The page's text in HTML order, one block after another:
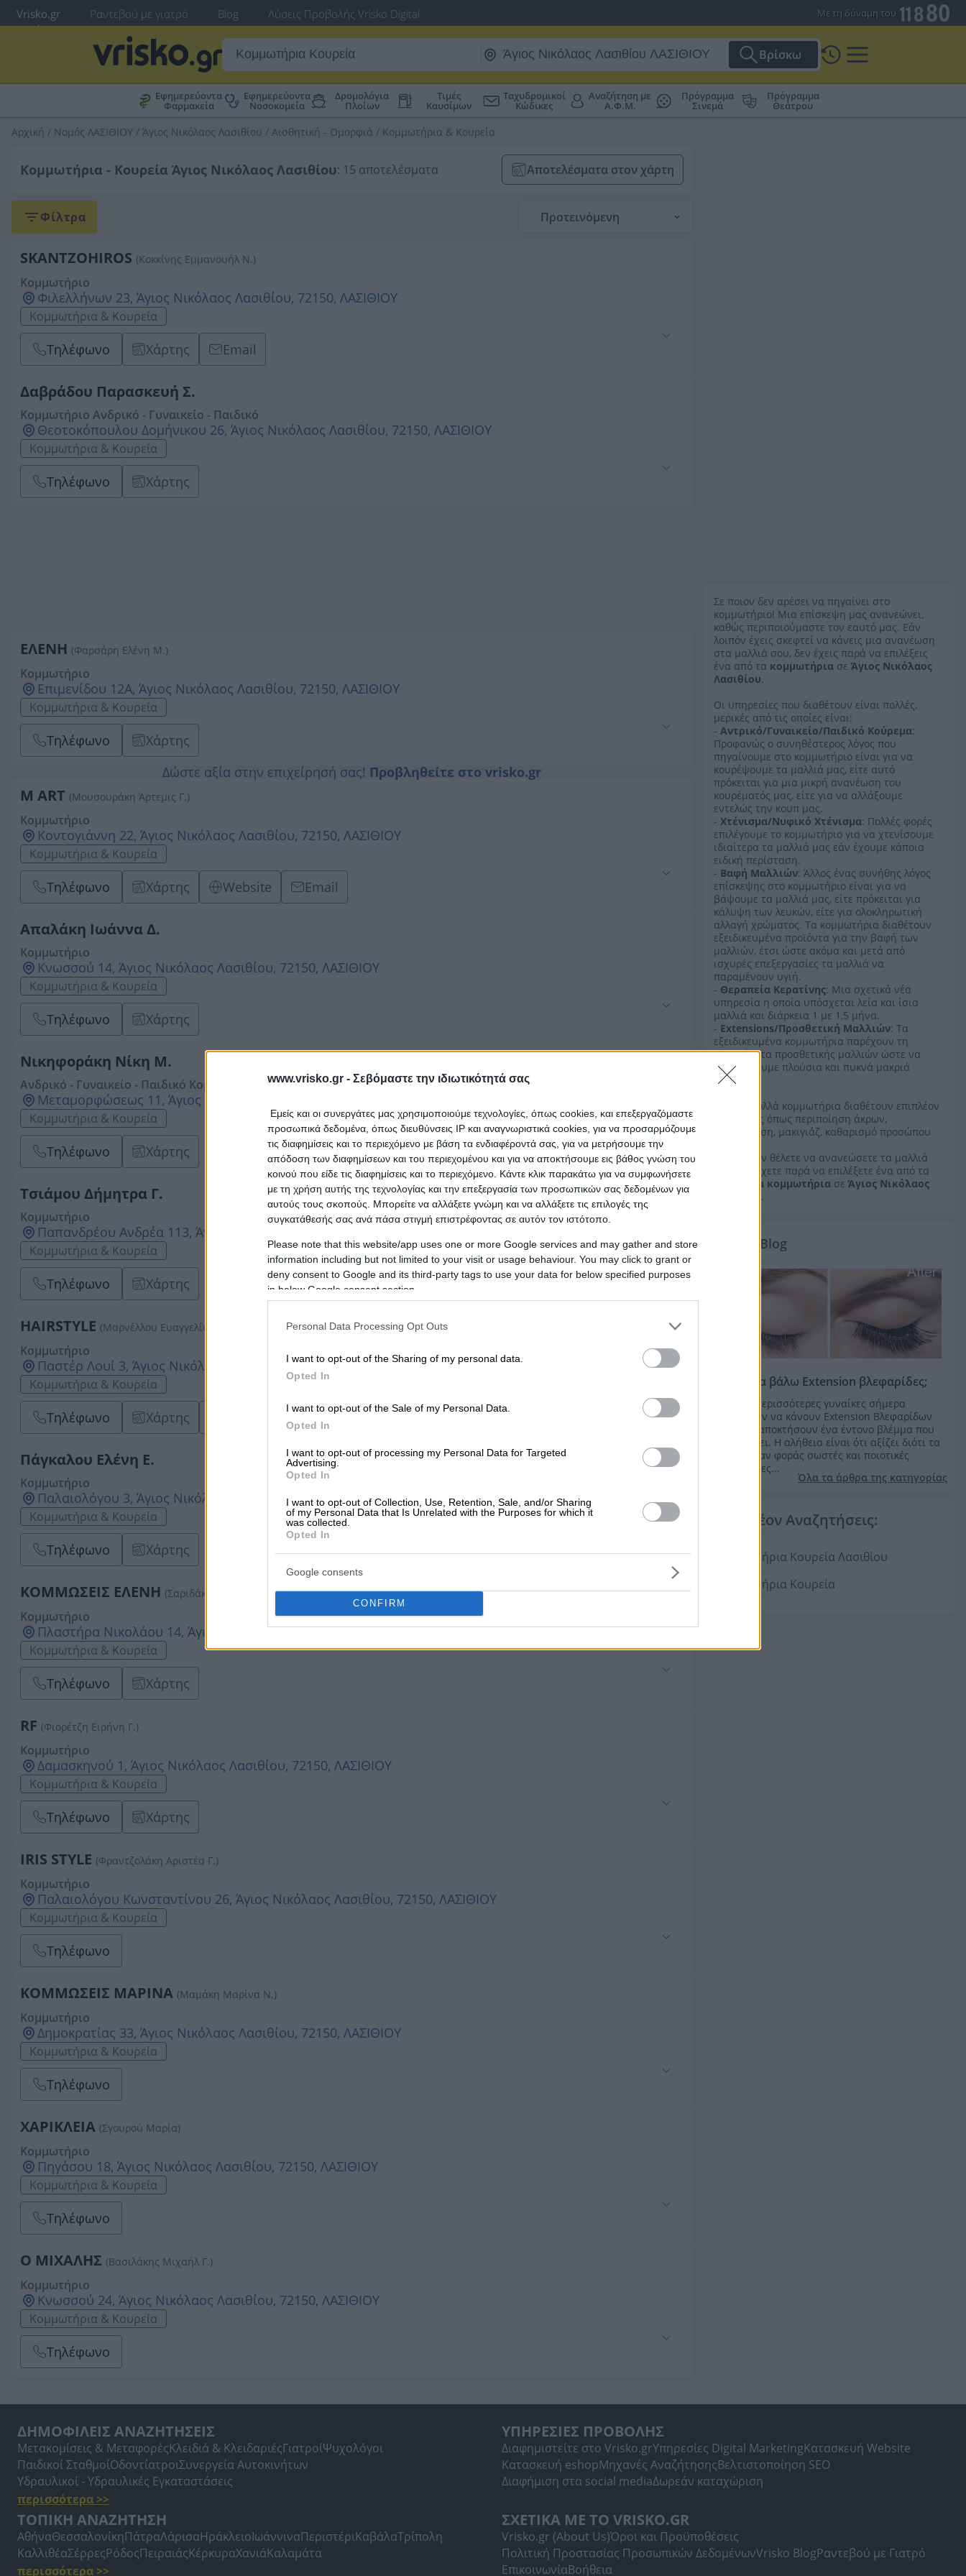
www.vrisko.gr - Σεβόμαστε την ιδιωτικότητά σας
Εμείς και οι συνεργάτες μας χρησιμοποιούμε τεχνολογίες, όπως cookies, και επεξεργαζόμαστε
προσωπικά δεδομένα, όπως διευθύνσεις IP και αναγνωριστικά cookies, για να προσαρμόζουμε
τις διαφημίσεις και το περιεχόμενο με βάση τα ενδιαφέροντά σας, για να μετρήσουμε την
απόδοση των διαφημίσεων και του περιεχομένου και για να αποκτήσουμε εις βάθος γνώση του
κοινού που είδε τις διαφημίσεις και το περιεχόμενο. Κάντε κλικ παρακάτω για να συμφωνήσετε
με τη χρήση αυτής της τεχνολογίας και την επεξεργασία των προσωπικών σας δεδομένων για
αυτούς τους σκοπούς. Μπορείτε να αλλάξετε γνώμη και να αλλάξετε τις επιλογές της
συγκατάθεσής σας ανά πάσα στιγμή επιστρέφοντας σε αυτόν τον ιστότοπο.
Please note that this website/app uses one or more Google services and may gather and store
information including but not limited to your visit or usage behaviour. You may click to grant or
deny consent to Google and its third-party tags to use your data for below specified purposes
in below Google consent section.
Personal Data Processing Opt Outs
I want to opt-out of the Sharing of my personal data.
Opted In
I want to opt-out of the Sale of my Personal Data.
Opted In
I want to opt-out of processing my Personal Data for Targeted
Advertising.
Opted In
I want to opt-out of Collection, Use, Retention, Sale, and/or Sharing
of my Personal Data that Is Unrelated with the Purposes for which it
was collected.
Opted In
Google consents
CONFIRM
Vrisko.gr Ραντεβού με γιατρό Blog Λύσεις Προβολής Vrisko Digital Με τη δύναμη του
Βρίσκω
Εφημερεύοντα
Φαρμακεία
Εφημερεύοντα
Νοσοκομεία
Δρομολόγια
Πλοίων
Τιμές
Καυσίμων
Ταχυδρομικοί
Κώδικες
Αναζήτηση με
Α.Φ.Μ.
Πρόγραμμα
Σινεμά
Πρόγραμμα
Θεάτρου
Αρχική / Νομός ΛΑΣΙΘΙΟΥ / Άγιος Νικόλαος Λασιθίου / Αισθητική - Ομορφιά / Κομμωτήρια & Κουρεία
Κομμωτήρια - Κουρεία Άγιος Νικόλαος Λασιθίου: 15 αποτελέσματα Αποτελέσματα στον χάρτη
Φίλτρα Προτεινόμενη
SKANTZOHIROS (Κοκκίνης Εμμανουήλ Ν.)
Κομμωτήριο
Φιλελλήνων 23, Άγιος Νικόλαος Λασιθίου, 72150, ΛΑΣΙΘΙΟΥ
Κομμωτήρια & Κουρεία
Τηλέφωνο Χάρτης Email
Δαβράδου Παρασκευή Σ.
Κομμωτήριο Ανδρικό - Γυναικείο - Παιδικό
Θεοτοκόπουλου Δομήνικου 26, Άγιος Νικόλαος Λασιθίου, 72150, ΛΑΣΙΘΙΟΥ
Κομμωτήρια & Κουρεία
Τηλέφωνο Χάρτης
ΕΛΕΝΗ (Φαρσάρη Ελένη Μ.)
Κομμωτήριο
Επιμενίδου 12Α, Άγιος Νικόλαος Λασιθίου, 72150, ΛΑΣΙΘΙΟΥ
Κομμωτήρια & Κουρεία
Τηλέφωνο
Χάρτης
Δώστε αξία στην επιχείρησή σας! Προβληθείτε στο vrisko.gr
M ART (Μουσουράκη Άρτεμις Γ.)
Κομμωτήριο
Κοντογιάννη 22, Άγιος Νικόλαος Λασιθίου, 72150, ΛΑΣΙΘΙΟΥ
Κομμωτήρια & Κουρεία
Τηλέφωνο Χάρτης Website Email
Απαλάκη Ιωάννα Δ.
Κομμωτήριο
Κνωσσού 14, Άγιος Νικόλαος Λασιθίου, 72150, ΛΑΣΙΘΙΟΥ
Κομμωτήρια & Κουρεία
Τηλέφωνο Χάρτης
Νικηφοράκη Νίκη Μ.
Ανδρικό - Γυναικείο - Παιδικό Κομμωτήριο
Μεταμορφώσεως 11, Άγιος Νικόλαος Λασιθίου, 72150, ΛΑΣΙΘΙΟΥ
Κομμωτήρια & Κουρεία
Τηλέφωνο Χάρτης
Τσιάμου Δήμητρα Γ.
Κομμωτήριο
Παπανδρέου Ανδρέα 113, Άγιος Νικόλαος Λασιθίου, 72150, ΛΑΣΙΘΙΟΥ
Κομμωτήρια & Κουρεία
Τηλέφωνο Χάρτης
HAIRSTYLE (Μαρνέλλου Ευαγγελία Π.)
Κομμωτήριο
Παστέρ Λουί 3, Άγιος Νικόλαος Λασιθίου, 72150, ΛΑΣΙΘΙΟΥ
Κομμωτήρια & Κουρεία
Τηλέφωνο Χάρτης
Πάγκαλου Ελένη Ε.
Κομμωτήριο
Παλαιολόγου 3, Άγιος Νικόλαος Λασιθίου, 72150, ΛΑΣΙΘΙΟΥ
Κομμωτήρια & Κουρεία
Τηλέφωνο Χάρτης
ΚΟΜΜΩΣΕΙΣ ΕΛΕΝΗ (Σαριδάκη Ελένη Ι.)
Κομμωτήριο
Πλαστήρα Νικολάου 14, Άγιος Νικόλαος Λασιθίου, 72150, ΛΑΣΙΘΙΟΥ
Κομμωτήρια & Κουρεία
Τηλέφωνο Χάρτης
RF (Φιορέτζη Ειρήνη Γ.)
Κομμωτήριο
Δαμασκηνού 1, Άγιος Νικόλαος Λασιθίου, 72150, ΛΑΣΙΘΙΟΥ
Κομμωτήρια & Κουρεία
Τηλέφωνο Χάρτης
IRIS STYLE (Φραντζολάκη Αριστέα Γ.)
Κομμωτήριο
Παλαιολόγου Κωνσταντίνου 26, Άγιος Νικόλαος Λασιθίου, 72150, ΛΑΣΙΘΙΟΥ
Κομμωτήρια & Κουρεία
Τηλέφωνο
ΚΟΜΜΩΣΕΙΣ ΜΑΡΙΝΑ (Μαμάκη Μαρίνα Ν.)
Κομμωτήριο
Δημοκρατίας 33, Άγιος Νικόλαος Λασιθίου, 72150, ΛΑΣΙΘΙΟΥ
Κομμωτήρια & Κουρεία
Τηλέφωνο
ΧΑΡΙΚΛΕΙΑ (Σγουρού Μαρία)
Κομμωτήριο
Πηγάσου 18, Άγιος Νικόλαος Λασιθίου, 72150, ΛΑΣΙΘΙΟΥ
Κομμωτήρια & Κουρεία
Τηλέφωνο
Ο ΜΙΧΑΛΗΣ (Βασιλάκης Μιχαήλ Γ.)
Κομμωτήριο
Κνωσσού 24, Άγιος Νικόλαος Λασιθίου, 72150, ΛΑΣΙΘΙΟΥ
Κομμωτήρια & Κουρεία
Τηλέφωνο
Σε ποιον δεν αρέσει να πηγαίνει στο
κομμωτήριο! Μια επίσκεψη μας ανανεώνει,
καθώς περιποιούμαστε τον εαυτό μας. Εάν
λοιπόν έχεις σκεφτεί να κάνεις μια ανανέωση
στα μαλλιά σου, δεν έχεις παρά να επιλέξεις
ένα από τα κομμωτήρια σε Άγιος Νικόλαος
Λασιθίου.
Οι υπηρεσίες που διαθέτουν είναι πολλές,
μερικές από τις οποίες είναι:
- Αντρικό/Γυναικείο/Παιδικό Κούρεμα:
Προφανώς ο συνηθέστερος λόγος που
πηγαίνουμε στο κομμωτήριο είναι για να
κουρέψουμε τα μαλλιά μας, είτε αυτό
πρόκειται για μια μικρή ανανέωση του
κουρέματός μας, είτε για να αλλάξουμε
εντελώς την κουπ μας.
- Χτένισμα/Νυφικό Χτένισμα: Πολλές φορές
επιλέγουμε το κομμωτήριο για να χτενίσουμε
ιδιαίτερα τα μαλλιά μας εάν έχουμε κάποια
ειδική περίσταση.
- Βαφή Μαλλιών: Άλλος ένας συνήθης λόγος
επίσκεψης στο κομμωτήριο είναι για να
βάψουμε τα μαλλιά μας, είτε πρόκειται για
κάλυψη των λευκών, είτε για ολοκληρωτική
αλλαγή χρώματος. Τα κομμωτήρια διαθέτουν
εξειδικευμένα προϊόντα για την βαφή των
μαλλιών, έτσι ώστε ακόμα και μετά από
ισχυρές επεξεργασίες τα μαλλιά να
παραμένουν υγιή.
- Θεραπεία Κερατίνης: Μια σχετικά νέα
υπηρεσία η οποία υπόσχεται λεία και ίσια
μαλλιά και διάρκεια 1 με 1,5 μήνα.
- Extensions/Προσθετική Μαλλιών: Τα
εξειδικευμένα κομμωτήρια παρέχουν τη
δυνατότητα προσθετικής μαλλιών ώστε να
αποκτήσουμε πλούσια και πυκνά μακριά
μαλλιά.
Επίσης πολλά κομμωτήρια διαθέτουν επιπλέον
υπηρεσίες όπως περιποίηση άκρων,
αποτρίχωση, μακιγιάζ, καθαρισμό προσώπου
Εάν λοιπόν θέλετε να ανανεώσετε τα μαλλιά
σας, δεν έχετε παρά να επιλέξετε ένα από τα
καλύτερα κομμωτήρια σε Άγιος Νικόλαος
.
Vrisko Blog
Αξίζει να βάλω Extension βλεφαρίδες;
Όλο και περισσότερες γυναίκες σήμερα
επιθυμούν να κάνουν Extension Βλεφαρίδων
ώστε να αποκτήσουν ένα έντονο βλέμμα που
μαγνητίζει. Η αλήθεια είναι ότι αξίζει διότι τα
οφέλη όταν φοράς σωστές και ποιοτικές
βλεφαρίδες...
Όλα τα άρθρα της κατηγορίας
Επιπλέον Αναζητήσεις:
Κομμωτήρια Κουρεία Λασιθίου
Κομμωτήρια Κουρεία
ΔΗΜΟΦΙΛΕΙΣ ΑΝΑΖΗΤΗΣΕΙΣ
Μετακομίσεις & ΜεταφορέςΚλειδιά & ΚλειδαριέςΓιατροίΨυχολόγοι
Παιδικοί ΣταθμοίΟδοντίατροιΣυνεργεία Αυτοκινήτων
Υδραυλικοί - Υδραυλικές Εγκαταστάσεις
περισσότερα >>
ΥΠΗΡΕΣΙΕΣ ΠΡΟΒΟΛΗΣ
Διαφημιστείτε στο Vrisko.grΥπηρεσίες Digital MarketingΚατασκευή Website
Κατασκευή eshopΜηχανές ΑναζήτησηςΒελτιστοποίηση SEO
Διαφήμιση στα social mediaΔωρεάν καταχώριση
ΤΟΠΙΚΗ ΑΝΑΖΗΤΗΣΗ
ΑθήναΘεσσαλονίκηΠάτραΛάρισαΗράκλειοΙωάννιναΠεριστέριΚαβάλαΤρίπολη
ΚαλλιθέαΣέρρεςΡόδοςΠειραιάςΚέρκυραΧανιάΚαλαμάτα
περισσότερα >>
ΣΧΕΤΙΚΑ ΜΕ ΤΟ VRISKO.GR
Vrisko.gr (About Us)Όροι και Προϋποθέσεις
Πολιτική Προστασίας Προσωπικών ΔεδομένωνVrisko BlogΡαντεβού με Γιατρό
ΕπικοινωνίαΒοήθεια